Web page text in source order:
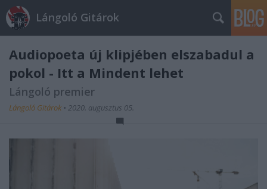
Lángoló Gitárok
Audiopoeta új klipjében elszabadul a
pokol - Itt a Mindent lehet
Lángoló premier
Lángoló Gitárok • 2020. augusztus 05.